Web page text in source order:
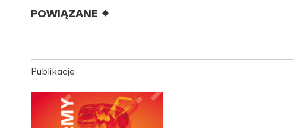
POWIĄZANE
Publikacje